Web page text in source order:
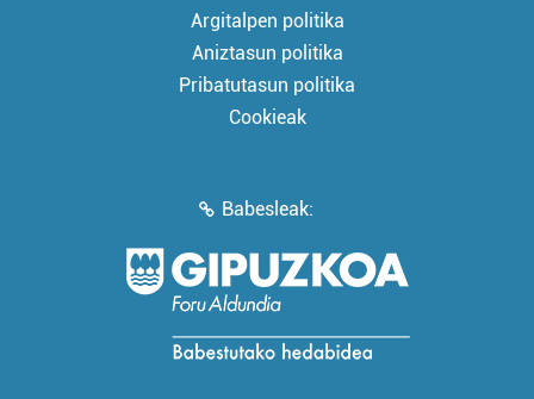
Argitalpen politika
Aniztasun politika
Pribatutasun politika
Cookieak
Babesleak: